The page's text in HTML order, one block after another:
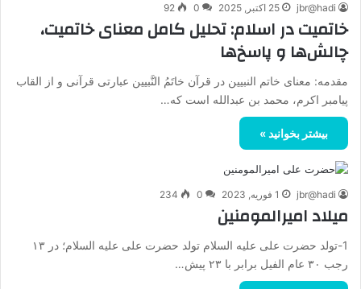
jbr@hadi 25 اکتبر, 2025 0
92
خاتمیت در اسلام: تحلیل کامل معنای خاتمیت،
چالش‌ها و پاسخ‌ها
مقدمه: معنای خاتم النبیین در قرآن خاتَم‌ُ النَّبیین عبارتی قرآنی و از القاب
پیامبر اکرم، محمد بن عبدالله است که…
بیشتر بخوانید »
jbr@hadi 1 فوریه, 2023 0
234
میلاد امیرالمومنین
1-تولد حضرت علی علیه السلام تولد حضرت علی علیه السلام؛ در ۱۳
رجب ۳۰ عام ‌الفیل برابر با ۲۳ پیش…